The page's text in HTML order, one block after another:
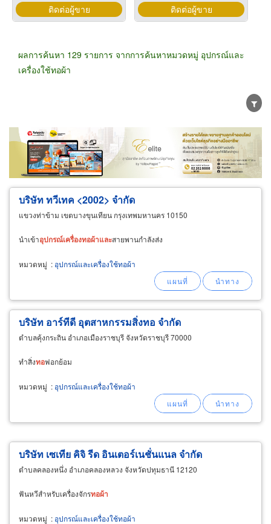
ติดต่อผู้ขาย ติดต่อผู้ขาย
ผลการค้นหา 129 รายการ จากการค้นหาหมวดหมู่ อุปกรณ์และ
เครื่องใช้ทอผ้า
ขายส่ง ขายปลีก ผู้ผลิต
ตัวแทนจัดจำหน่าย
ผู้ส่งออก/นำเข้า
ธุรกิจบริการ
บริษัท ทวีเทค <2002> จำกัด
แขวงท่าข้าม เขตบางขุนเทียน กรุงเทพมหานคร 10150
นำเข้าอุปกรณ์เครื่องทอผ้าและสายพานกำลังส่ง
หมวดหมู่ : อุปกรณ์และเครื่องใช้ทอผ้า
บริษัท อาร์ทีดี อุตสาหกรรมสิ่งทอ จำกัด
ตำบลคุ้งกระถิน อำเภอเมืองราชบุรี จังหวัดราชบุรี 70000
ทำสิ่งทอฟอกย้อม
หมวดหมู่ : อุปกรณ์และเครื่องใช้ทอผ้า
บริษัท เซเทีย คิจิ รีด อินเตอร์เนชั่นแนล จำกัด
ตำบลคลองหนึ่ง อำเภอคลองหลวง จังหวัดปทุมธานี 12120
ฟันหวีสำหรับเครื่องจักรทอผ้า
หมวดหมู่ : อุปกรณ์และเครื่องใช้ทอผ้า